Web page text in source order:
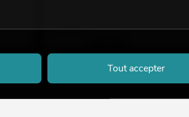
2,50€
Tout accepter